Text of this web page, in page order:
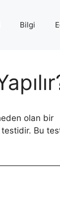
Bilgi
olan bir
Bu